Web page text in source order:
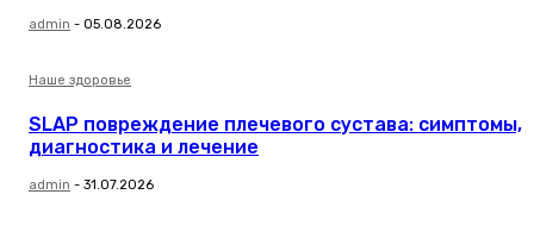
admin - 05.08.2026
Наше здоровье
SLAP повреждение плечевого сустава: симптомы,
диагностика и лечение
admin - 31.07.2026